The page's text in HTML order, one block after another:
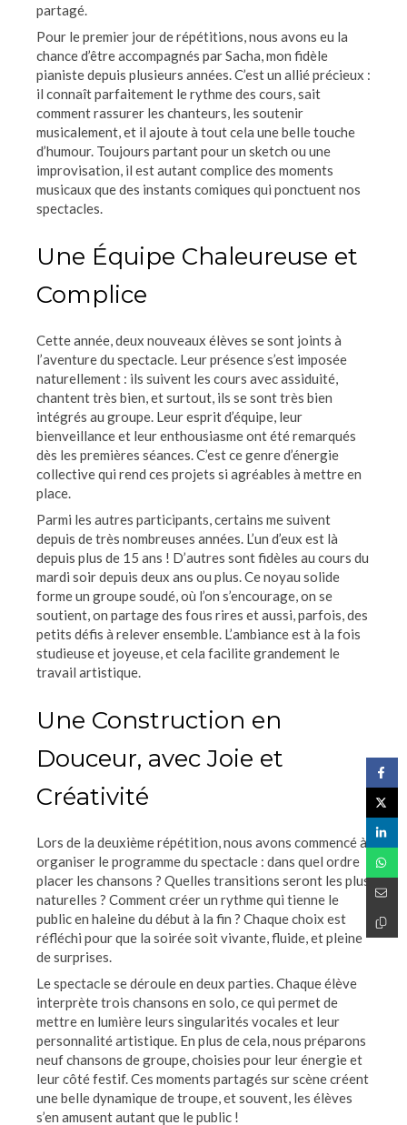
partagé.
Pour le premier jour de répétitions, nous avons eu la
chance d’être accompagnés par Sacha, mon fidèle
pianiste depuis plusieurs années. C’est un allié précieux :
il connaît parfaitement le rythme des cours, sait
comment rassurer les chanteurs, les soutenir
musicalement, et il ajoute à tout cela une belle touche
d’humour. Toujours partant pour un sketch ou une
improvisation, il est autant complice des moments
musicaux que des instants comiques qui ponctuent nos
spectacles.
Une Équipe Chaleureuse et
Complice
Cette année, deux nouveaux élèves se sont joints à
l’aventure du spectacle. Leur présence s’est imposée
naturellement : ils suivent les cours avec assiduité,
chantent très bien, et surtout, ils se sont très bien
intégrés au groupe. Leur esprit d’équipe, leur
bienveillance et leur enthousiasme ont été remarqués
dès les premières séances. C’est ce genre d’énergie
collective qui rend ces projets si agréables à mettre en
place.
Parmi les autres participants, certains me suivent
depuis de très nombreuses années. L’un d’eux est là
depuis plus de 15 ans ! D’autres sont fidèles au cours du
mardi soir depuis deux ans ou plus. Ce noyau solide
forme un groupe soudé, où l’on s’encourage, on se
soutient, on partage des fous rires et aussi, parfois, des
petits défis à relever ensemble. L’ambiance est à la fois
studieuse et joyeuse, et cela facilite grandement le
travail artistique.
Une Construction en
Douceur, avec Joie et
Créativité
Lors de la deuxième répétition, nous avons commencé à
organiser le programme du spectacle : dans quel ordre
placer les chansons ? Quelles transitions seront les plus
naturelles ? Comment créer un rythme qui tienne le
public en haleine du début à la fin ? Chaque choix est
réfléchi pour que la soirée soit vivante, fluide, et pleine
de surprises.
Le spectacle se déroule en deux parties. Chaque élève
interprète trois chansons en solo, ce qui permet de
mettre en lumière leurs singularités vocales et leur
personnalité artistique. En plus de cela, nous préparons
neuf chansons de groupe, choisies pour leur énergie et
leur côté festif. Ces moments partagés sur scène créent
une belle dynamique de troupe, et souvent, les élèves
s’en amusent autant que le public !